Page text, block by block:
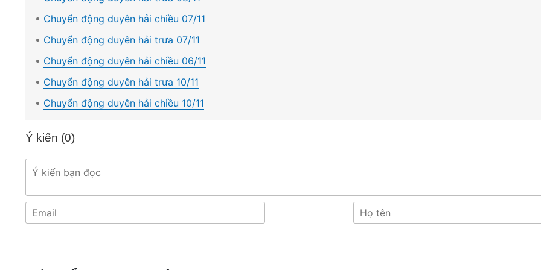
Chuyển động duyên hải chiều 07/11
Chuyển động duyên hải trưa 07/11
Chuyển động duyên hải chiều 06/11
Chuyển động duyên hải trưa 10/11
Chuyển động duyên hải chiều 10/11
Ý kiến (0)